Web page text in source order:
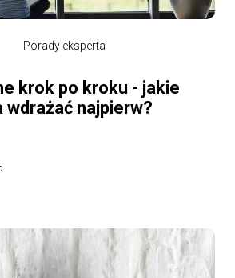
Porady eksperta
krok po kroku - jakie
wdrażać najpierw?